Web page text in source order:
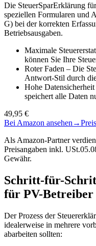
Die SteuerSparErklärung
speziellen Formularen und
G) bei der korrekten
Betriebsausgaben.
Maximale
können Sie Ihre
Roter Faden – Die
Antwort-Stil durch
Hohe
speichert alle Daten
49,95 €
Bei Amazon ansehen →
Als Amazon-Partner
Preisangaben inkl.
Gewähr.
Schritt-für-
für PV-
Der Prozess der
idealerweise in mehrere
abarbeiten sollten: